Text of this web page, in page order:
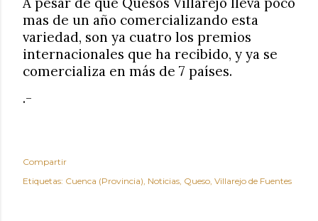
mas de un año comercializando esta
variedad, son ya cuatro los premios
internacionales que ha recibido, y ya se
comercializa en más de 7 países.
.-
Compartir
Etiquetas: Cuenca (Provincia) Noticias Queso Villarejo de Fuentes